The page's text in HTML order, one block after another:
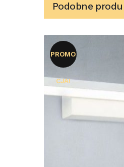
Podobne
PROMO
CJA!